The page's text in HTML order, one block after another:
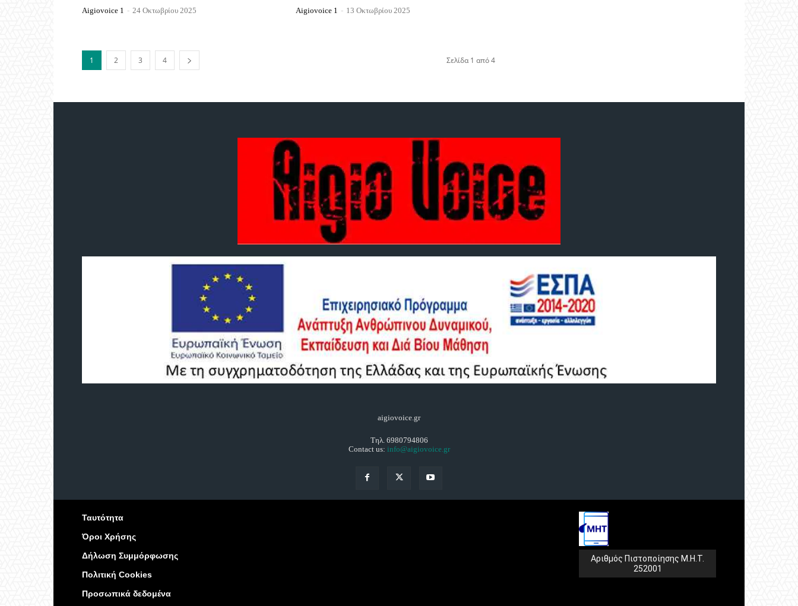
Aigiovoice 1 - 24 Οκτωβρίου 2025 Aigiovoice 1 - 13 Οκτωβρίου 2025
1 2 3 4 Σελίδα 1 από 4
aigiovoice.gr
Τηλ. 6980794806
Contact us: info@aigiovoice.gr
Ταυτότητα
Όροι Χρήσης
Δήλωση Συμμόρφωσης
Πολιτική Cookies
Προσωπικά δεδομένα
Αριθμός Πιστοποίησης Μ.Η.Τ.
252001